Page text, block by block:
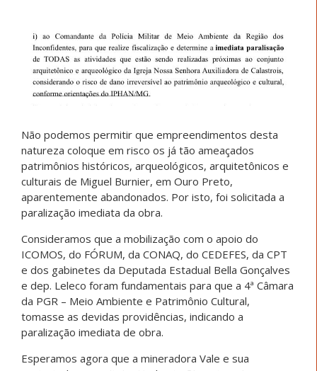
Não podemos permitir que empreendimentos desta
natureza coloque em risco os já tão ameaçados
patrimônios históricos, arqueológicos, arquitetônicos e
culturais de Miguel Burnier, em Ouro Preto,
aparentemente abandonados. Por isto, foi solicitada a
paralização imediata da obra.
Consideramos que a mobilização com o apoio do
ICOMOS, do FÓRUM, da CONAQ, do CEDEFES, da CPT
e dos gabinetes da Deputada Estadual Bella Gonçalves
e dep. Leleco foram fundamentais para que a 4ª Câmara
da PGR – Meio Ambiente e Patrimônio Cultural,
tomasse as devidas providências, indicando a
paralização imediata de obra.
Esperamos agora que a mineradora Vale e sua